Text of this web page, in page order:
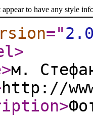
to have any style
="2.0
>
>м.
http://
>